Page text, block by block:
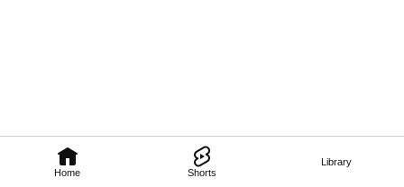
Home Shorts
Library